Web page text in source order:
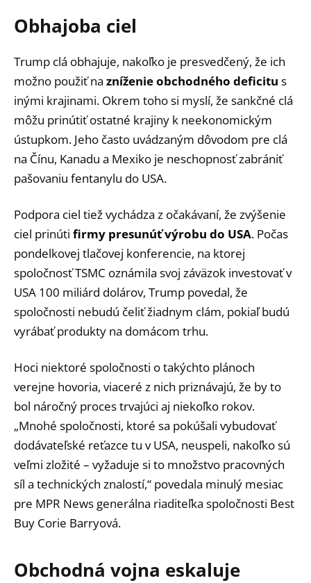
Obhajoba ciel
Trump clá obhajuje, nakoľko je presvedčený, že ich
možno použiť na zníženie obchodného deficitu s
inými krajinami. Okrem toho si myslí, že sankčné clá
môžu prinútiť ostatné krajiny k neekonomickým
ústupkom. Jeho často uvádzaným dôvodom pre clá
na Čínu, Kanadu a Mexiko je neschopnosť zabrániť
pašovaniu fentanylu do USA.
Podpora ciel tiež vychádza z očakávaní, že zvýšenie
ciel prinúti firmy presunúť výrobu do USA. Počas
pondelkovej tlačovej konferencie, na ktorej
spoločnosť TSMC oznámila svoj záväzok investovať v
USA 100 miliárd dolárov, Trump povedal, že
spoločnosti nebudú čeliť žiadnym clám, pokiaľ budú
vyrábať produkty na domácom trhu.
Hoci niektoré spoločnosti o takýchto plánoch
verejne hovoria, viaceré z nich priznávajú, že by to
bol náročný proces trvajúci aj niekoľko rokov.
„Mnohé spoločnosti, ktoré sa pokúšali vybudovať
dodávateľské reťazce tu v USA, neuspeli, nakoľko sú
veľmi zložité – vyžaduje si to množstvo pracovných
síl a technických znalostí,“ povedala minulý mesiac
pre MPR News generálna riaditeľka spoločnosti Best
Buy Corie Barryová.
Obchodná vojna eskaluje